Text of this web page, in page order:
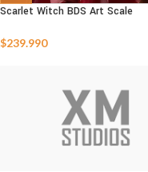
Scarlet Witch BDS Art Scale
$239.990